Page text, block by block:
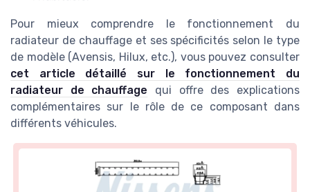
Pour mieux comprendre le fonctionnement du
radiateur de chauffage et ses spécificités selon le type
de modèle (Avensis, Hilux, etc.), vous pouvez consulter
cet article détaillé sur le fonctionnement du
radiateur de chauffage qui offre des explications
complémentaires sur le rôle de ce composant dans
différents véhicules.